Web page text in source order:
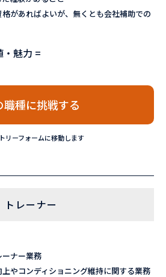
格があればよいが、無くとも会社補助での
・魅力 =
職種に挑戦する
リーフォームに移動します
トレーナー
ーナー業務
上やコンディショニング維持に関する業務